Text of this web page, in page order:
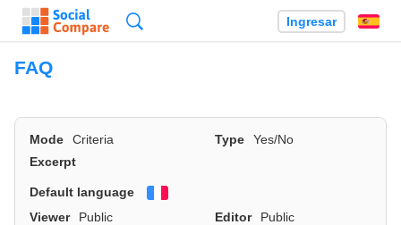
Ingresar
FAQ
Mode Criteria Type
Yes/No
Excerpt
Default language
Viewer
Public Editor
Public